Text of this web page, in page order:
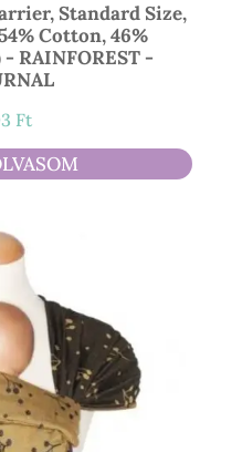
Standard Size,
Cotton, 46%
RAINFOREST -
Ft